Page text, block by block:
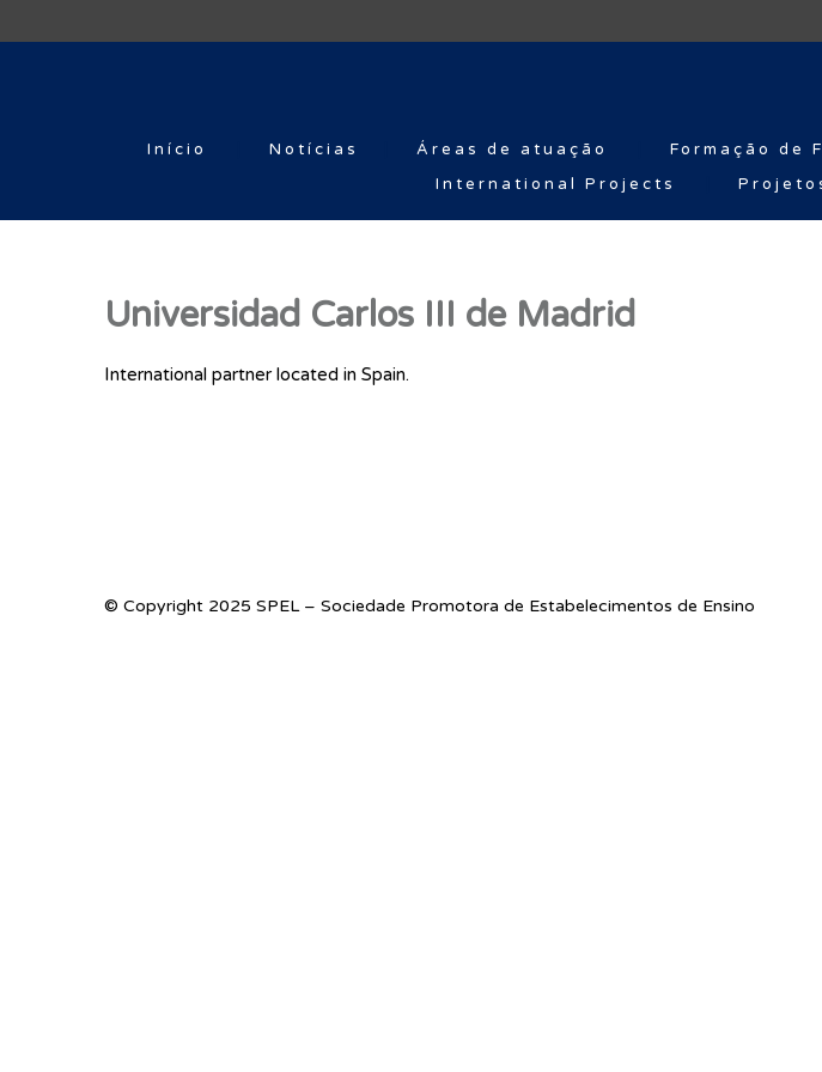
Início Notícias Áreas de atuação Formação de
International Projects
Universidad Carlos III de Madrid
International partner located in Spain.
© Copyright 2025 SPEL – Sociedade Promotora de Estabelecimentos de Ensino